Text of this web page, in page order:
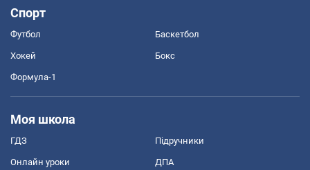
Спорт
Футбол Баскетбол
Хокей Бокс
Формула-1
Моя школа
ГДЗ Підручники
Онлайн уроки ДПА